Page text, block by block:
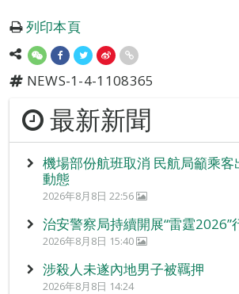
列印本頁
NEWS-1-4-1108365
最新新聞
機場部份航班取消 民航局籲乘
動態
2026年8月8日 22:56
治安警察局持續開展“雷霆2026”
2026年8月8日 15:40
涉殺人未遂內地男子被羈押
2026年8月8日 14:24